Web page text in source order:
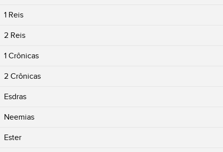
1 Reis
2 Reis
1 Crônicas
2 Crônicas
Esdras
Neemias
Ester